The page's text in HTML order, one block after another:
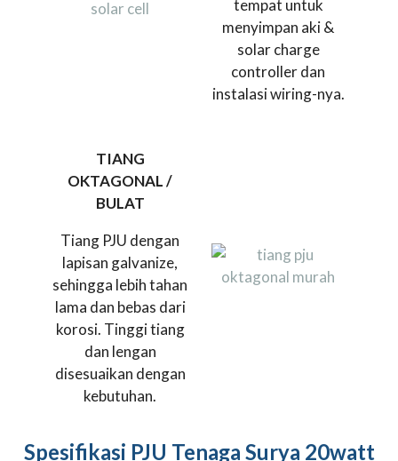
tempat untuk
menyimpan aki &
solar charge
controller dan
instalasi wiring-nya.
TIANG
OKTAGONAL /
BULAT
Tiang PJU dengan
lapisan galvanize,
sehingga lebih tahan
lama dan bebas dari
korosi. Tinggi tiang
dan lengan
disesuaikan dengan
kebutuhan.
Spesifikasi PJU Tenaga Surya 20watt